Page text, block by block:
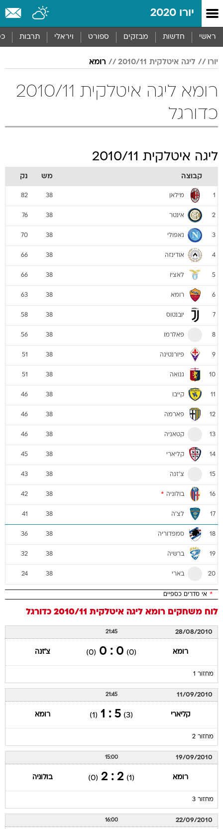
יורו 2020
ראשי חדשות מבזקים ספורט ויראלי תרבות
יורו ליגה איטלקית 2010/11 רומא
רומא ליגה איטלקית 2010/11
כדורגל
ליגה איטלקית 2010/11
קבוצה מש נק
1 מילאן 38
82
2 אינטר 38
76
3 נאפולי 38
70
4 אודינזה 38
66
5 לאציו 38
66
6 רומא 38
63
7 יובנטוס 38
58
8 פאלרמו 38
56
9 פיורנטינה 38
51
10 גנואה 38
51
11 קייבו 38
46
12 פארמה 38
46
13 קטאניה 38
46
14 קליארי 38
45
15 צ'זנה 38
43
16 בולוניה *
38
42
17 לצ'ה 38
41
18 סמפדוריה 38
36
19 ברשיה 38
32
20 בארי 38
24
* אי סדרים כספיים
לוח משחקים רומא ליגה איטלקית 2010/11 כדורגל
28/08/2010
21:45
רומא (0)
0 : 0
(0) צ'זנה
מחזור 1
11/09/2010
21:45
קליארי (3)
5 : 1
(1) רומא
מחזור 2
19/09/2010
15:00
רומא (1)
2 : 2
(0) בולוניה
מחזור 3
22/09/2010
16:00